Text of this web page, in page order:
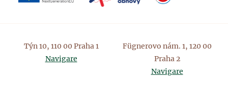
Týn 10, 110 00 Praha 1
Navigare
Fügnerovo nám. 1, 120 00
Praha 2
Navigare